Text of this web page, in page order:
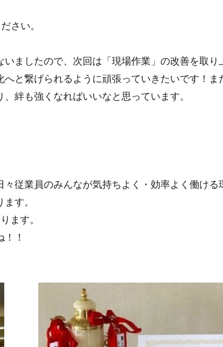
さい。
ましたので、次回は「現場作業」の改善を取り
と繋げられるように頑張っていきたいです！ま
絆も強くなればいいなと思っています。
従業員のみんなが気持ちよく・効率よく働ける
す。
ます。
！